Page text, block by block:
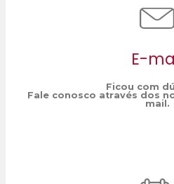
E-
Ficou com
Fale conosco através dos
mail.